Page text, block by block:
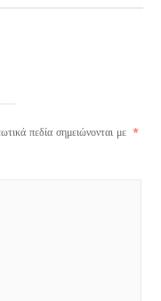
πεδία σημειώνονται με *